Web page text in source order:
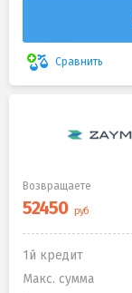
Сравнить
Возвращаете
1й кредит
Макс. сумма